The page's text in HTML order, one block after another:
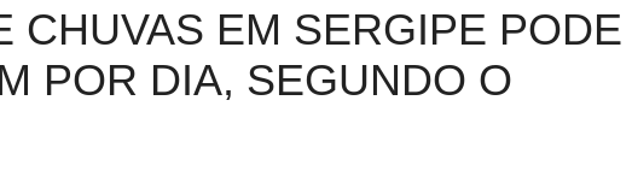
CHUVAS EM SERGIPE PODE
POR DIA, SEGUNDO O